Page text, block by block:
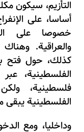
التأزيم، سيكون
أساسا، على
خصوصا على
والعراقية.
كذلك، حول فتح
الفلسطينية،
فلسطينية،
الفلسطينية يبقى
وداخليا، ومع